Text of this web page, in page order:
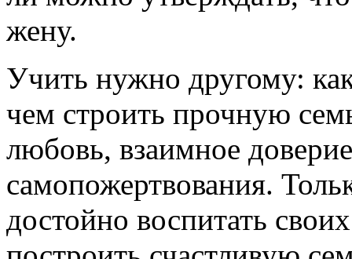
жену.
Учить нужно другому:
чем строить прочную
любовь, взаимное
самопожертвования.
достойно воспитать